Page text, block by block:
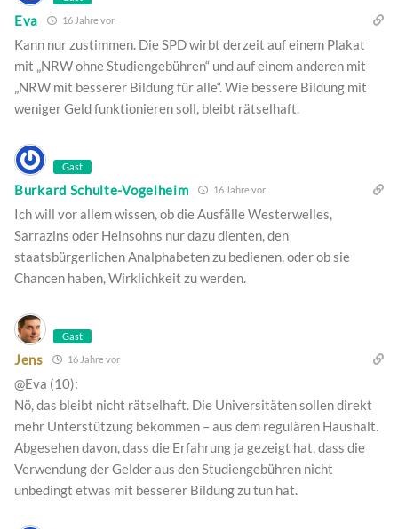
Eva 16 Jahre vor
Kann nur zustimmen. Die SPD wirbt derzeit auf einem Plakat
mit „NRW ohne Studiengebühren“ und auf einem anderen mit
„NRW mit besserer Bildung für alle“. Wie bessere Bildung mit
weniger Geld funktionieren soll, bleibt rätselhaft.
Gast
Burkard Schulte-Vogelheim 16 Jahre vor
Ich will vor allem wissen, ob die Ausfälle Westerwelles,
Sarrazins oder Heinsohns nur dazu dienten, den
staatsbürgerlichen Analphabeten zu bedienen, oder ob sie
Chancen haben, Wirklichkeit zu werden.
Gast
Jens 16 Jahre vor
@Eva (10):
Nö, das bleibt nicht rätselhaft. Die Universitäten sollen direkt
mehr Unterstützung bekommen – aus dem regulären Haushalt.
Abgesehen davon, dass die Erfahrung ja gezeigt hat, dass die
Verwendung der Gelder aus den Studiengebühren nicht
unbedingt etwas mit besserer Bildung zu tun hat.